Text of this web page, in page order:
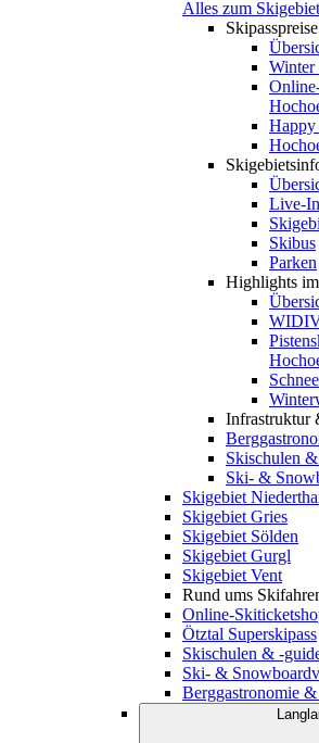
Alles zum
Skipasspreise
Winter
Happy
Live-
Skibus
Parken
Highlights
Infrastruktur
Skischulen
Ski- &
Skigebiet
Skigebiet Gries
Skigebiet Sölden
Skigebiet Gurgl
Skigebiet Vent
Rund ums
Online-
Ötztal Superskipass
Skischulen & -
Ski- &
Berggastronomie